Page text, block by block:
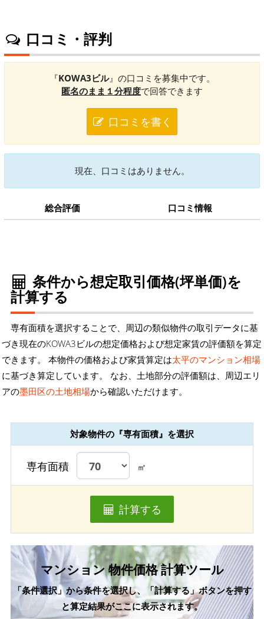
口コミ・評判
『KOWA3ビル』の口コミを募集中です。
匿名のまま１分程度で回答できます
口コミを書く
現在、口コミはありません。
総合評価 口コミ情報
条件から想定取引価格(坪単価)を
計算する
専有面積を選択することで、周辺の類似物件の取引データに基
づき現在のKOWA3ビルの想定価格および想定家賃の評価額を算定
できます。 本物件の価格および家賃算定は太平のマンション相場
に基づき算定しています。 なお、土地部分の評価額は、周辺エリ
アの墨田区の土地相場から確認いただけます。
対象物件の『専有面積』を選択
専有面積 ㎡
計算する
マンション 物件価格 計算ツール
「条件選択」から条件を選択し、「計算する」ボタンを押す
と算定結果がここに表示されます。